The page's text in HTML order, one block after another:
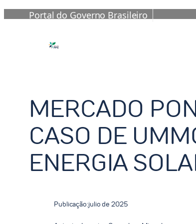
Portal do Governo Brasileiro
MERCADO
CASO DE
ENERGIA
Publicação:julio de 2025